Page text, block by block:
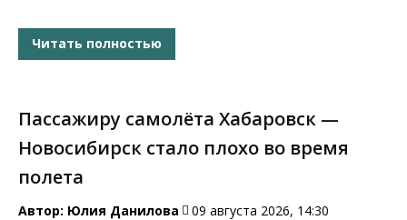
Читать полностью
Пассажиру самолёта Хабаровск —
Новосибирск стало плохо во время
полета
Автор: Юлия Данилова 09 августа 2026, 14:30